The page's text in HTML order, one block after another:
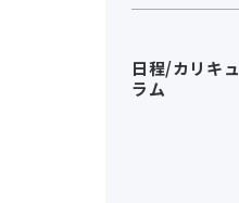
日程/カリキュ
ラム